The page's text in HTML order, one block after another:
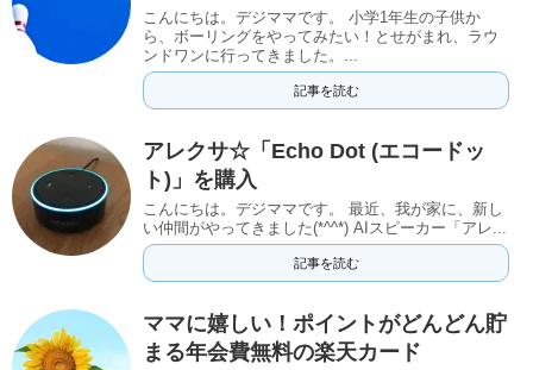
こんにちは。デジママです。 小学1年生の子供か
ら、ボーリングをやってみたい！とせがまれ、ラウ
ンドワンに行ってきました。...
記事を読む
アレクサ☆「Echo Dot (エコードッ
ト)」を購入
こんにちは。デジママです。 最近、我が家に、新し
い仲間がやってきました(*^^*) AIスピーカー「アレ...
記事を読む
ママに嬉しい！ポイントがどんどん貯
まる年会費無料の楽天カード